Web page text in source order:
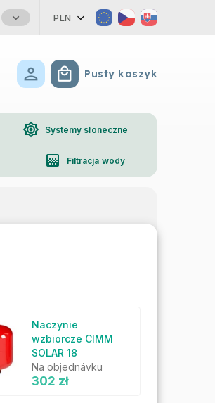
PLN
Koszyk
Pusty koszyk
brightness_high Systemy słoneczne
gradient Filtracja wody
Naczynie
wzbiorcze CIMM
SOLAR 18
Na objednávku
302 zł